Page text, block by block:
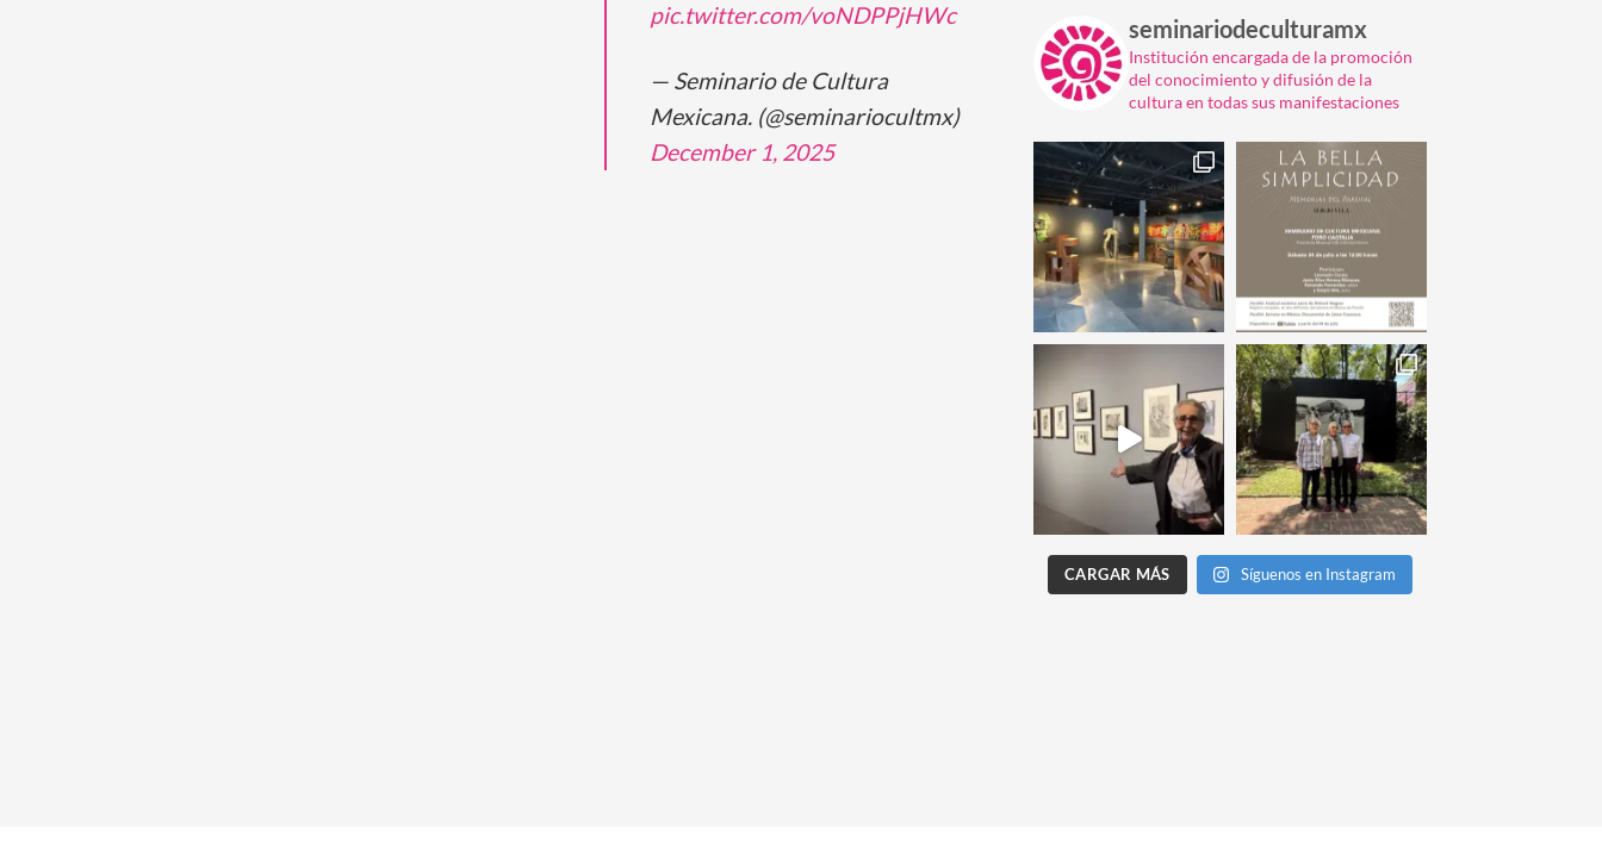
pic.twitter.com/voNDPPjHWc
— Seminario de Cultura
Mexicana. (@seminariocultmx)
December 1, 2025
seminariodeculturamx
Institución encargada de la promoción
del conocimiento y difusión de la
cultura en todas sus manifestaciones
CARGAR MÁS Síguenos en Instagram